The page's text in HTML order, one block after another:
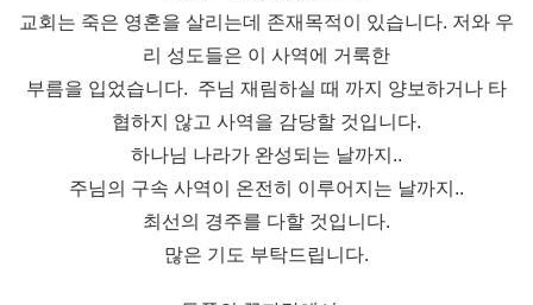
교회는 죽은 영혼을 살리는데 존재목적이 있습니다. 저와 우
리 성도들은 이 사역에 거룩한
부름을 입었습니다. 주님 재림하실 때 까지 양보하거나 타
협하지 않고 사역을 감당할 것입니다.
하나님 나라가 완성되는 날까지..
주님의 구속 사역이 온전히 이루어지는 날까지..
최선의 경주를 다할 것입니다.
많은 기도 부탁드립니다.